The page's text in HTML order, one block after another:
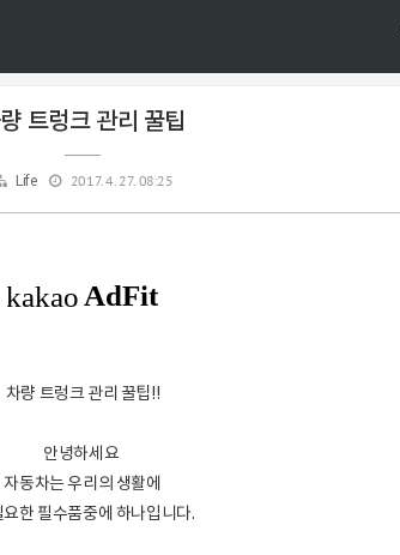
트렁크 관리 꿀팁
Life 2017. 4. 27. 08:25
차량 트렁크 관리 꿀팁!!
안녕하세요
자동차는 우리의 생활에
요한 필수품중에 하나입니다.